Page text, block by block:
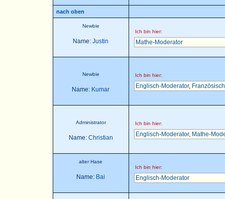
nach oben
Newbie
Name: Justin
Ich bin hier:
Mathe-Moderator
Newbie
Name: Kumar
Ich bin hier:
Englisch-Moderator,
Administrator
Name: Christian
Ich bin hier:
Englisch-Moderator, Mathe-
alter Hase
Name: Bai
Ich bin hier:
Englisch-Moderator